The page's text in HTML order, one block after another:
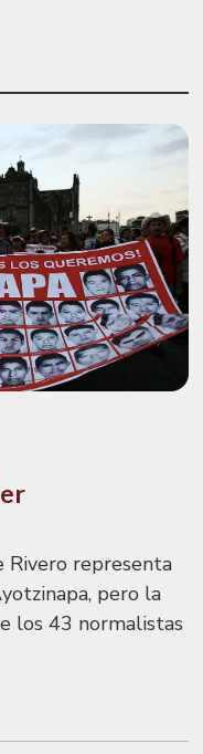
representa
pero la
los 43 normalistas